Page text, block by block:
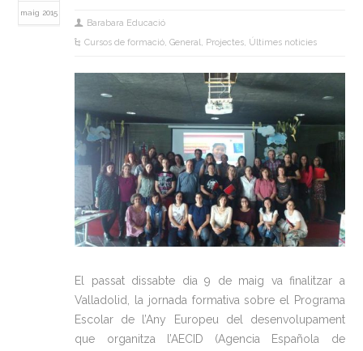
maig 2015
Barabara Educació
Cursos de formació,General, Projectes, Últimes noticies
El passat dissabte dia 9 de maig va finalitzar a
Valladolid, la jornada formativa sobre el Programa
Escolar de l’Any Europeu del desenvolupament
que organitza l’AECID (Agencia Española de